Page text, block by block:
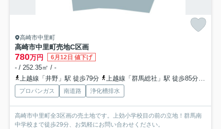
高崎市中里町
高崎市中里町売地C区画
780万円 6月12日 値下げ
- / 252.35㎡ / -
上越線「井野」駅 徒歩79分
上越線「群馬総社」駅 徒歩85分
プロパンガス 南道路 浄化槽排水
高崎市中里町全3区画の売土地です。上効小学校目の前の立地！群馬南
中学校まで徒歩29分、お気軽にお問い合わせください。